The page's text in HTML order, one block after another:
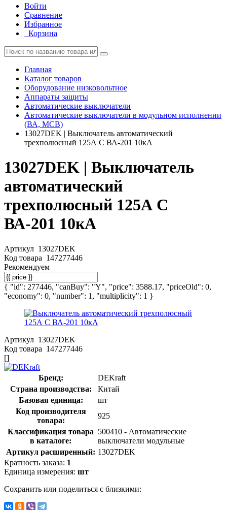
Войти
Сравнение
Избранное
Корзина
Главная
Каталог товаров
Оборудование низковольтное
Аппараты защиты
Автоматические выключатели
Автоматические выключатели в модульном исполнении
(ВА, MCB)
13027DEK | Выключатель автоматический
трехполюсный 125А C ВА-201 10кА
13027DEK | Выключатель
автоматический
трехполюсный 125А C
ВА-201 10кА
Артикул 13027DEK
Код товара 147277446
Рекомендуем
{ "id": 277446, "canBuy": "Y", "price": 3588.17, "priceOld": 0,
"economy": 0, "number": 1, "multiplicity": 1 }
Артикул 13027DEK
Код товара 147277446
[]
Бренд:
DEKraft
Страна производства:
Китай
Базовая единица:
шт
Код производителя
товара:
925
Классификация товара
в каталоге:
500410 - Автоматические
выключатели модульные
Артикул расширенный: 13027DEK
Кратность заказа: 1
Единица измерения: шт
Сохранить или поделиться с близкими: